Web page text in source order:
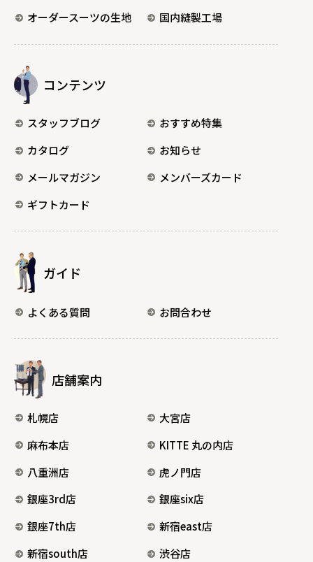
オーダースーツの生地
国内縫製工場
コンテンツ
スタッフブログ
おすすめ特集
カタログ
お知らせ
メールマガジン
メンバーズカード
ギフトカード
ガイド
よくある質問 お問合わせ
店舗案内
札幌店
大宮店
麻布本店
KITTE 丸の内店
八重洲店
虎ノ門店
銀座3rd店
銀座six店
銀座7th店
新宿east店
新宿south店
渋谷店